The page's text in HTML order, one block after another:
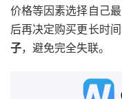
价格等因素选择自己
后再决定购买更长时
子，避免完全失联。